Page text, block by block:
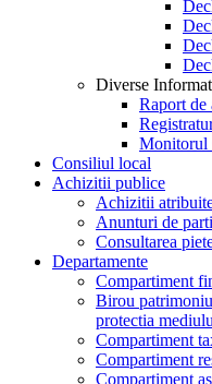
Diverse
Raport de
Monitorul
Consiliul local
Achizitii publice
Achizitii
Anunturi de
Consultarea
Departamente
Compartiment
Birou
protectia
Compartiment
Compartiment
Compartiment